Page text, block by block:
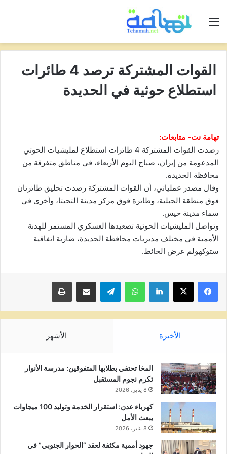
القائمة
القوات المشتركة ترصد 4 طائرات
استطلاع حوثية في الحديدة
تهامة نت- متابعات:
رصدت القوات المشتركة 4 طائرات استطلاع لمليشيات الحوثي
المدعومة من إيران، صباح اليوم الأربعاء، في مناطق متفرقة من
محافظة الحديدة.
وقال مصدر عملياتي، أن القوات المشتركة رصدت تحليق طائرتان
فوق منطقة الجبلية، وطائرة فوق مركز مدينة التحيتا، وأخرى في
سماء مدينة حيس.
وتواصل المليشيات الحوثية تصعيدها العسكري المستمر للهدنة
الأممية في مختلف مديريات محافظة الحديدة، ضاربة اتفاقية
ستوكهولم عرض الحائط.
لينكدإن واتساب تيلقرام مشاركة عبر البريد طباعة
الأخيرة الأشهر
المخا تحتفي بطلابها المتفوقين: مدرسة الأنوار
تكرم نجوم المستقبل
8 يناير، 2026
كهرباء عدن: استقرار الخدمة وتوليد 100 ميجاوات
يبعث الأمل
8 يناير، 2026
جهود أممية مكثفة لعقد “الحوار الجنوبي” في